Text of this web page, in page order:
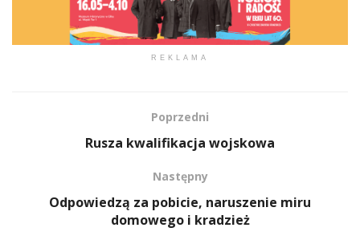
REKLAMA
Poprzedni
Rusza kwalifikacja wojskowa
Następny
Odpowiedzą za pobicie, naruszenie miru
domowego i kradzież